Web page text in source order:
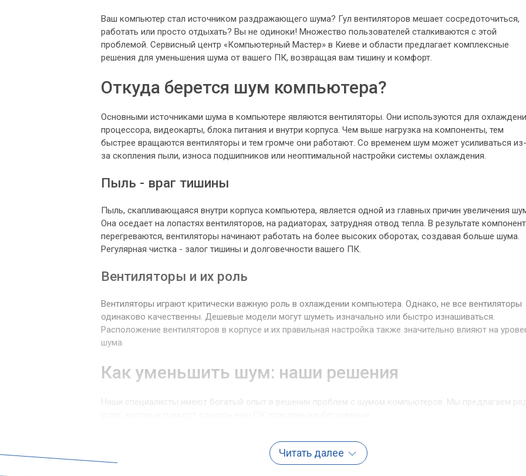
Ваш компьютер стал источником раздражающего шума? Гул вентиляторов мешает сосредоточиться,
работать или просто отдыхать? Вы не одиноки! Множество пользователей сталкиваются с этой
проблемой. Сервисный центр «Компьютерный Мастер» в Киеве и области предлагает комплексные
решения для уменьшения шума от вашего ПК, возвращая вам тишину и комфорт.
Откуда берется шум компьютера?
Основными источниками шума в компьютере являются вентиляторы. Они используются для
процессора, видеокарты, блока питания и внутри корпуса. Чем выше нагрузка на компоненты, тем
быстрее вращаются вентиляторы и тем громче они работают. Со временем шум может усиливаться из-
за скопления пыли, износа подшипников или неоптимальной настройки системы охлаждения.
Пыль - враг тишины
Пыль, скапливающаяся внутри корпуса компьютера, является одной из главных причин увеличения
Она оседает на лопастях вентиляторов, на радиаторах, затрудняя отвод тепла. В результате
перегреваются, вентиляторы начинают работать на более высоких оборотах, создавая больше шума.
Регулярная чистка - залог тишины и долговечности вашего ПК.
Вентиляторы и их роль
Вентиляторы играют критически важную роль в охлаждении компьютера. Однако, не все вентиляторы
одинаково качественны. Дешевые модели могут шуметь изначально или быстро изнашиваться.
Расположение вентиляторов в корпусе и их правильная настройка также значительно влияют на
шума.
Как уменьшить шум: наши решения
Наши специалисты имеют богатый опыт в решении проблем с шумом компьютеров. Мы предлагаем
Читать далее